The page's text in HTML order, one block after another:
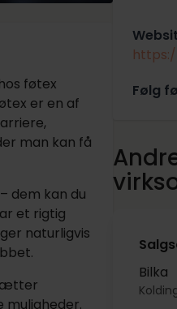
føtex
er en af
man kan få
dem kan du
et rigtig
naturligvis
muligheder.
Følg
Bilka